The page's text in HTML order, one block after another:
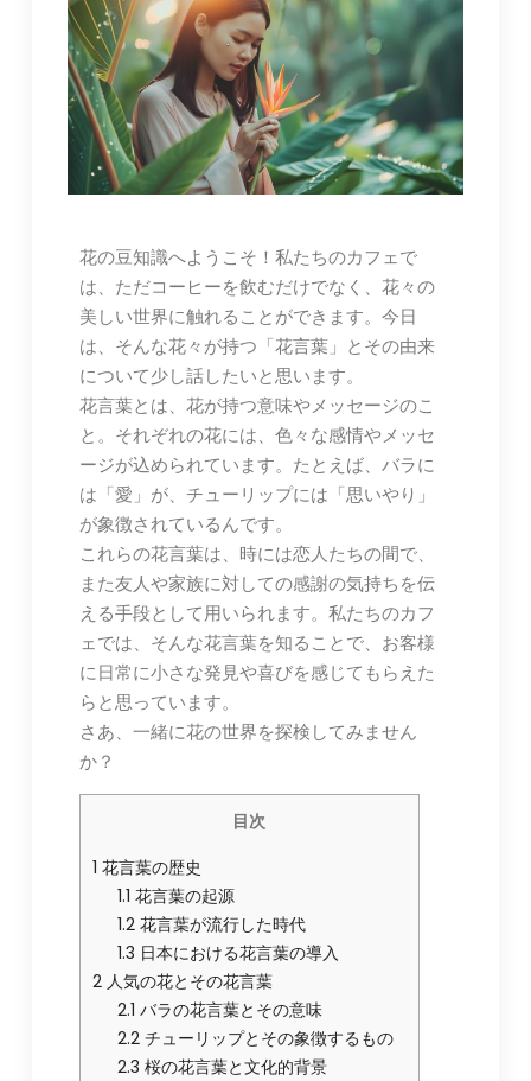
花の豆知識へようこそ！私たちのカフェで
は、ただコーヒーを飲むだけでなく、花々の
美しい世界に触れることができます。今日
は、そんな花々が持つ「花言葉」とその由来
について少し話したいと思います。
花言葉とは、花が持つ意味やメッセージのこ
と。それぞれの花には、色々な感情やメッセ
ージが込められています。たとえば、バラに
は「愛」が、チューリップには「思いやり」
が象徴されているんです。
これらの花言葉は、時には恋人たちの間で、
また友人や家族に対しての感謝の気持ちを伝
える手段として用いられます。私たちのカフ
ェでは、そんな花言葉を知ることで、お客様
に日常に小さな発見や喜びを感じてもらえた
らと思っています。
さあ、一緒に花の世界を探検してみません
か？
目次
1 花言葉の歴史
1.1 花言葉の起源
1.2 花言葉が流行した時代
1.3 日本における花言葉の導入
2人気の花とその花言葉
2.1 バラの花言葉とその意味
2.2 チューリップとその象徴するもの
2.3 桜の花言葉と文化的背景